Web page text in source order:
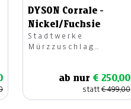
DYSON Corrale -
Nickel/Fuchsie
Stadtwerke
Mürzzuschlag
ab nur € 250,00
statt€ 499,00